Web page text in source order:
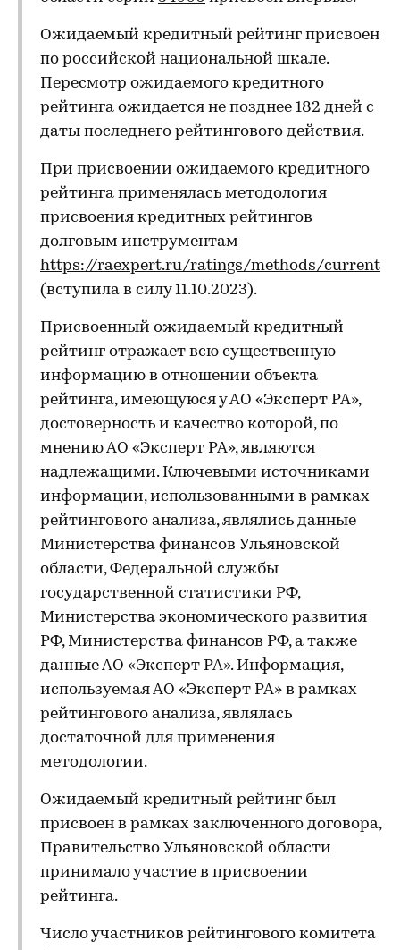
Ожидаемый кредитный рейтинг присвоен
по российской национальной шкале.
Пересмотр ожидаемого кредитного
рейтинга ожидается не позднее 182 дней с
даты последнего рейтингового действия.
При присвоении ожидаемого кредитного
рейтинга применялась методология
присвоения кредитных рейтингов
долговым инструментам
https://raexpert.ru/ratings/methods/current
(вступила в силу 11.10.2023).
Присвоенный ожидаемый кредитный
рейтинг отражает всю существенную
информацию в отношении объекта
рейтинга, имеющуюся у АО «Эксперт РА»,
достоверность и качество которой, по
мнению АО «Эксперт РА», являются
надлежащими. Ключевыми источниками
информации, использованными в рамках
рейтингового анализа, являлись данные
Министерства финансов Ульяновской
области, Федеральной службы
государственной статистики РФ,
Министерства экономического развития
РФ, Министерства финансов РФ, а также
данные АО «Эксперт РА». Информация,
используемая АО «Эксперт РА» в рамках
рейтингового анализа, являлась
достаточной для применения
методологии.
Ожидаемый кредитный рейтинг был
присвоен в рамках заключенного договора,
Правительство Ульяновской области
принимало участие в присвоении
рейтинга.
Число участников рейтингового комитета